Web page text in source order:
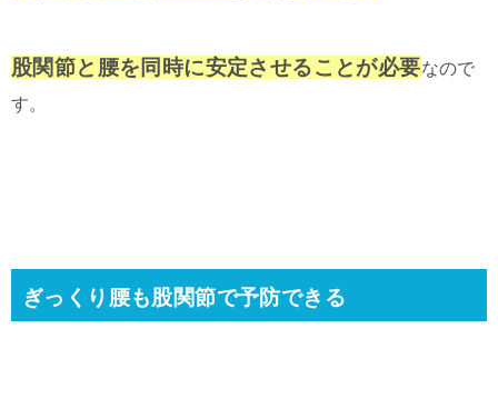
股関節と腰を同時に安定させることが必要なので
す。
ぎっくり腰も股関節で予防できる